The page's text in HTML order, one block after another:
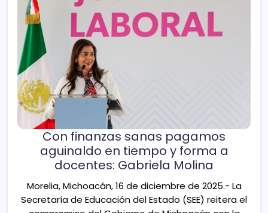
Con finanzas sanas pagamos
aguinaldo en tiempo y forma a
docentes: Gabriela Molina
Morelia, Michoacán, 16 de diciembre de 2025.- La
Secretaría de Educación del Estado (SEE) reitera el